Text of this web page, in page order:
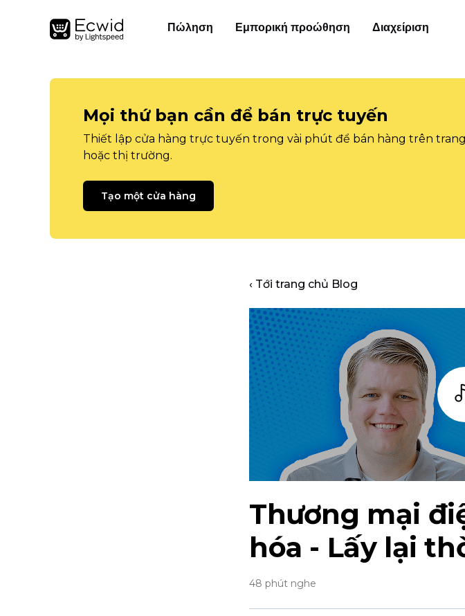
Πώληση Εμπορική προώθηση Διαχείριση
Mọi thứ bạn cần để bán trực tuyến
Thiết lập cửa hàng trực tuyến trong vài phút để bán hàng trên
hoặc thị trường.
Tạo một cửa hàng
‹ Tới trang chủ Blog
Thương mại
hóa - Lấy lại
48 phút nghe